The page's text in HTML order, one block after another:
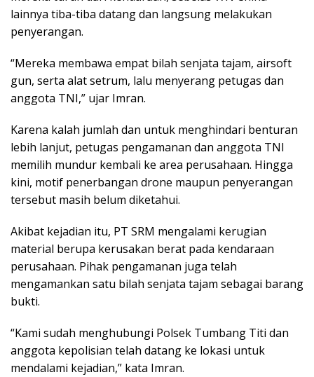
lainnya tiba-tiba datang dan langsung melakukan
penyerangan.
“Mereka membawa empat bilah senjata tajam, airsoft
gun, serta alat setrum, lalu menyerang petugas dan
anggota TNI,” ujar Imran.
Karena kalah jumlah dan untuk menghindari benturan
lebih lanjut, petugas pengamanan dan anggota TNI
memilih mundur kembali ke area perusahaan. Hingga
kini, motif penerbangan drone maupun penyerangan
tersebut masih belum diketahui.
Akibat kejadian itu, PT SRM mengalami kerugian
material berupa kerusakan berat pada kendaraan
perusahaan. Pihak pengamanan juga telah
mengamankan satu bilah senjata tajam sebagai barang
bukti.
“Kami sudah menghubungi Polsek Tumbang Titi dan
anggota kepolisian telah datang ke lokasi untuk
mendalami kejadian,” kata Imran.